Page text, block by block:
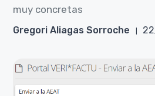
muy concretas
Gregori Aliagas Sorroche